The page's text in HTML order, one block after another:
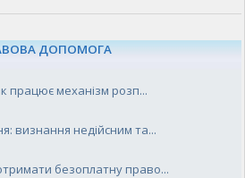
ДОПОМОГА
працює механізм розп...
визнання недійсним та...
безоплатну право...